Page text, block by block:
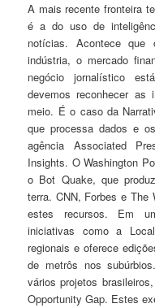
A mais recente fronteira
é a do uso de
notícias. Acontece que
indústria, o mercado
negócio jornalístico
devemos reconhecer
meio. É o caso da
que processa dados e
agência Associated
Insights. O Washington
o Bot Quake, que
terra. CNN, Forbes e The
estes recursos. Em
iniciativas como a
regionais e oferece
de metrôs nos
vários projetos
Opportunity Gap. Estes